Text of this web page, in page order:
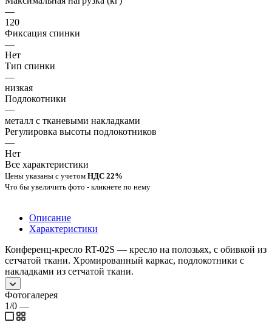
—
120
Фиксация спинки
—
Нет
Тип спинки
—
низкая
Подлокотники
—
металл с тканевыми накладками
Регулировка высоты подлокотников
—
Нет
Все характеристики
Цены указаны с учетом НДС 22%
Что бы увеличить фото - кликнете по нему
Описание
Характеристики
Конференц-кресло RT-02S — кресло на полозьях, с обивкой из
сетчатой ткани. Хромированный каркас, подлокотники с
накладками из сетчатой ткани.
Фотогалерея
1/0 —